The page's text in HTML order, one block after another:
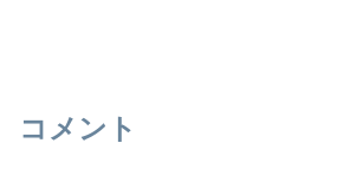
コメント